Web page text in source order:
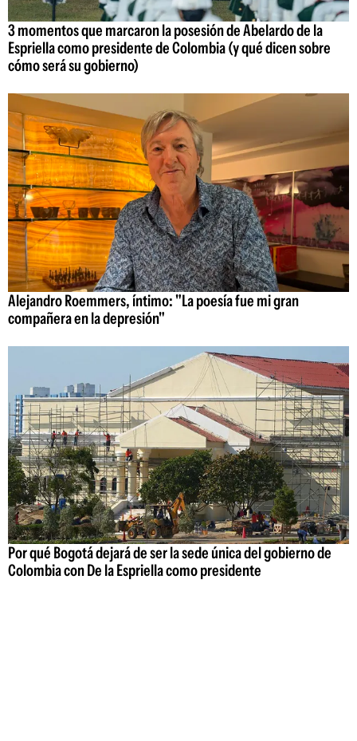
3 momentos que marcaron la posesión de Abelardo de la
Espriella como presidente de Colombia (y qué dicen sobre
cómo será su gobierno)
Alejandro Roemmers, íntimo: "La poesía fue mi gran
compañera en la depresión"
Por qué Bogotá dejará de ser la sede única del gobierno de
Colombia con De la Espriella como presidente